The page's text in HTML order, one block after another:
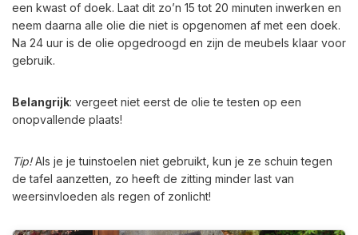
een kwast of doek. Laat dit zo’n 15 tot 20 minuten inwerken en
neem daarna alle olie die niet is opgenomen af met een doek.
Na 24 uur is de olie opgedroogd en zijn de meubels klaar voor
gebruik.
Belangrijk: vergeet niet eerst de olie te testen op een
onopvallende plaats!
Tip!Als je je tuinstoelen niet gebruikt, kun je ze schuin tegen
de tafel aanzetten, zo heeft de zitting minder last van
weersinvloeden als regen of zonlicht!